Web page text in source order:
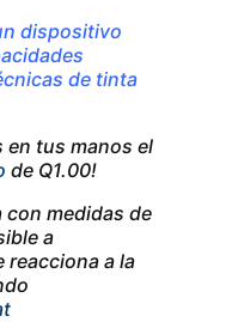
dispositivo
de tinta
en tus manos el
de Q1.00!
con medidas de
a
reacciona a la